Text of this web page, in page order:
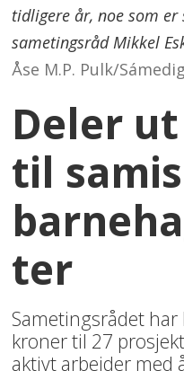
tidligere år, noe som
sametingsråd Mikkel
Åse M.P. Pulk/
Deler
til
ter
Sametingsrådet
kroner til 27
aktivt arbeider med